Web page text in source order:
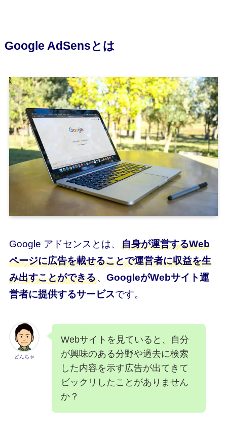
Google AdSensとは
Google アドセンスとは、 自身が運営するWeb
ページに広告を載せることで運営者に収益を生
み出すことができる、 GoogleがWebサイト運
営者に提供するサービスです。
どんちゃ
Webサイトを見ていると、自分
が興味のある分野や過去に検索
した内容を示す広告が出てきて
ビックリしたことがありません
か？